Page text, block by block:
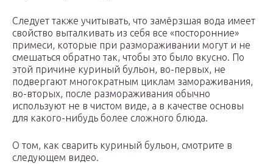
Следует также учитывать, что замёрзшая вода имеет
свойство выталкивать из себя все «посторонние»
примеси, которые при размораживании могут и не
смешаться обратно так, чтобы это было вкусно. По
этой причине куриный бульон, во-первых, не
подвергают многократным циклам замораживания,
во-вторых, после размораживания обычно
используют не в чистом виде, а в качестве основы
для какого-нибудь более сложного блюда.
О том, как сварить куриный бульон, смотрите в
следующем видео.